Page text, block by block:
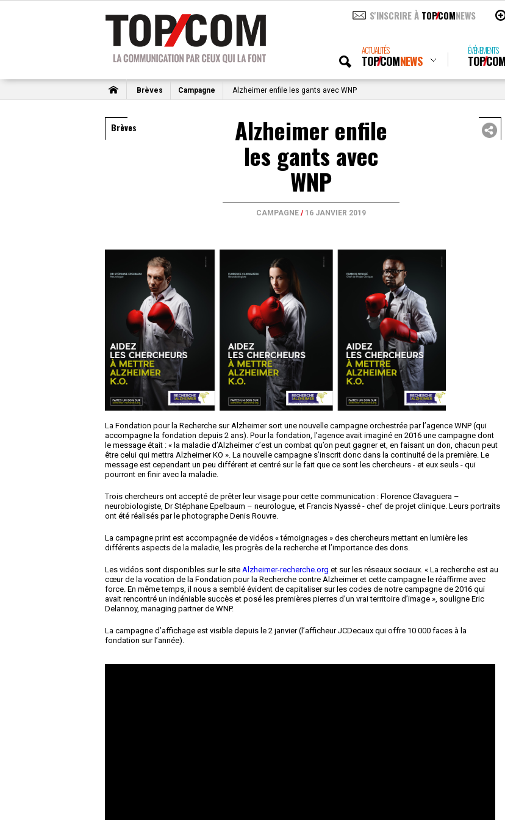
S'INSCRIRE À TOPCOMNEWS
ACTUALITÉS
TOPCOMNEWS
ÉVÉNEMENTS
TOP
Brèves Campagne Alzheimer enfile les gants avec WNP
Brèves Alzheimer enfile
les gants avec
WNP
CAMPAGNE / 16 JANVIER 2019
La Fondation pour la Recherche sur Alzheimer sort une nouvelle campagne orchestrée par l’agence WNP (qui
accompagne la fondation depuis 2 ans). Pour la fondation, l’agence avait imaginé en 2016 une campagne dont
le message était : « la maladie d’Alzheimer c’est un combat qu’on peut gagner et, en faisant un don, chacun peut
être celui qui mettra Alzheimer KO ». La nouvelle campagne s’inscrit donc dans la continuité de la première. Le
message est cependant un peu différent et centré sur le fait que ce sont les chercheurs - et eux seuls - qui
pourront en finir avec la maladie.
Trois chercheurs ont accepté de prêter leur visage pour cette communication : Florence Clavaguera –
neurobiologiste, Dr Stéphane Epelbaum – neurologue, et Francis Nyassé - chef de projet clinique. Leurs portraits
ont été réalisés par le photographe Denis Rouvre.
La campagne print est accompagnée de vidéos « témoignages » des chercheurs mettant en lumière les
différents aspects de la maladie, les progrès de la recherche et l’importance des dons.
Les vidéos sont disponibles sur le site Alzheimer-recherche.org et sur les réseaux sociaux. « La recherche est au
cœur de la vocation de la Fondation pour la Recherche contre Alzheimer et cette campagne le réaffirme avec
force. En même temps, il nous a semblé évident de capitaliser sur les codes de notre campagne de 2016 qui
avait rencontré un indéniable succès et posé les premières pierres d’un vrai territoire d’image », souligne Eric
Delannoy, managing partner de WNP.
La campagne d’affichage est visible depuis le 2 janvier (l’afficheur JCDecaux qui offre 10 000 faces à la
fondation sur l’année).